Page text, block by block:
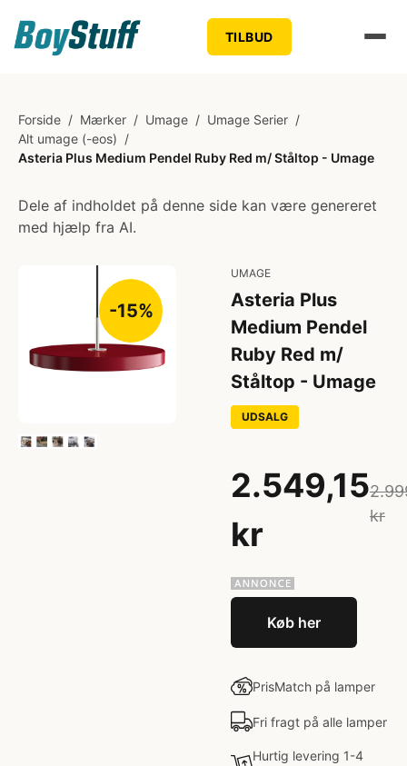
TILBUD
Forside / Mærker / Umage / Umage Serier /
Alt umage (-eos) /
Asteria Plus Medium Pendel Ruby Red m/ Ståltop - Umage
Dele af indholdet på denne side kan være genereret
med hjælp fra AI.
-15%
UMAGE
Asteria Plus
Medium Pendel
Ruby Red m/
Ståltop - Umage
UDSALG
2.549,15
kr
kr
Køb her
PrisMatch på lamper
Fri fragt på alle lamper
Hurtig levering 1-4